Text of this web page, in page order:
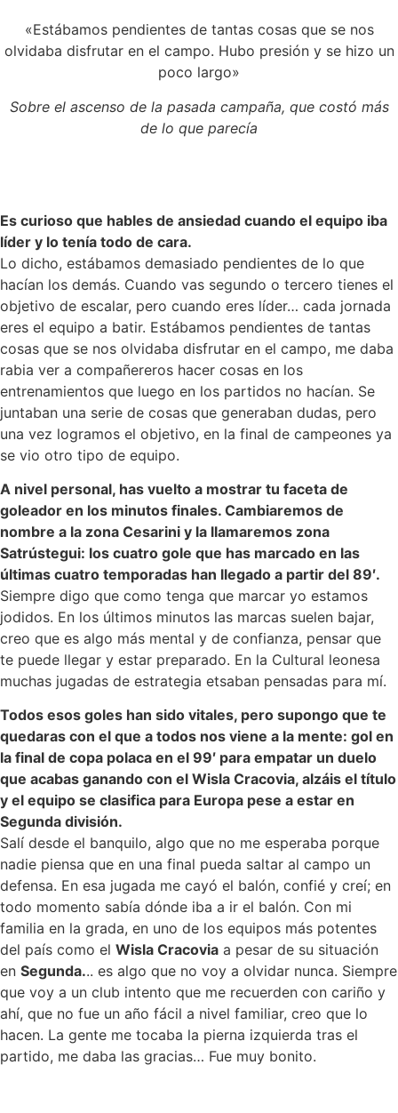
«Estábamos pendientes de tantas cosas que se nos
olvidaba disfrutar en el campo. Hubo presión y se hizo un
poco largo»
Sobre el ascenso de la pasada campaña, que costó más
de lo que parecía
Es curioso que hables de ansiedad cuando el equipo iba
líder y lo tenía todo de cara.
Lo dicho, estábamos demasiado pendientes de lo que
hacían los demás. Cuando vas segundo o tercero tienes el
objetivo de escalar, pero cuando eres líder… cada jornada
eres el equipo a batir. Estábamos pendientes de tantas
cosas que se nos olvidaba disfrutar en el campo, me daba
rabia ver a compañereros hacer cosas en los
entrenamientos que luego en los partidos no hacían. Se
juntaban una serie de cosas que generaban dudas, pero
una vez logramos el objetivo, en la final de campeones ya
se vio otro tipo de equipo.
A nivel personal, has vuelto a mostrar tu faceta de
goleador en los minutos finales. Cambiaremos de
nombre a la zona Cesarini y la llamaremos zona
Satrústegui: los cuatro gole que has marcado en las
últimas cuatro temporadas han llegado a partir del 89′.
Siempre digo que como tenga que marcar yo estamos
jodidos. En los últimos minutos las marcas suelen bajar,
creo que es algo más mental y de confianza, pensar que
te puede llegar y estar preparado. En la Cultural leonesa
muchas jugadas de estrategia etsaban pensadas para mí.
Todos esos goles han sido vitales, pero supongo que te
quedaras con el que a todos nos viene a la mente: gol en
la final de copa polaca en el 99′ para empatar un duelo
que acabas ganando con el Wisla Cracovia, alzáis el título
y el equipo se clasifica para Europa pese a estar en
Segunda división.
Salí desde el banquilo, algo que no me esperaba porque
nadie piensa que en una final pueda saltar al campo un
defensa. En esa jugada me cayó el balón, confié y creí; en
todo momento sabía dónde iba a ir el balón. Con mi
familia en la grada, en uno de los equipos más potentes
del país como el Wisla Cracovia a pesar de su situación
en Segunda... es algo que no voy a olvidar nunca. Siempre
que voy a un club intento que me recuerden con cariño y
ahí, que no fue un año fácil a nivel familiar, creo que lo
hacen. La gente me tocaba la pierna izquierda tras el
partido, me daba las gracias… Fue muy bonito.